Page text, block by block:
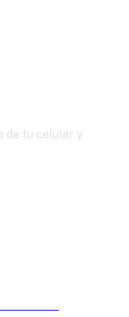
de tu celular y